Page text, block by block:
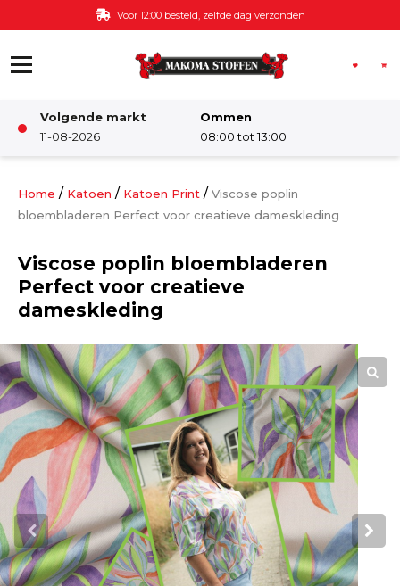
Ga naar de inhoud Voor 12:00 besteld, zelfde dag verzonden
Volgende markt
11-08-2026
Ommen
08:00 tot 13:00
Damesstoffen
Kinderstoffen
Kinderkamer
Katoen
Grootverbruik
Tijdpakker stof
Home / Katoen / Katoen Print / Viscose poplin
bloembladeren Perfect voor creatieve dameskleding
Viscose poplin bloembladeren
Perfect voor creatieve
dameskleding